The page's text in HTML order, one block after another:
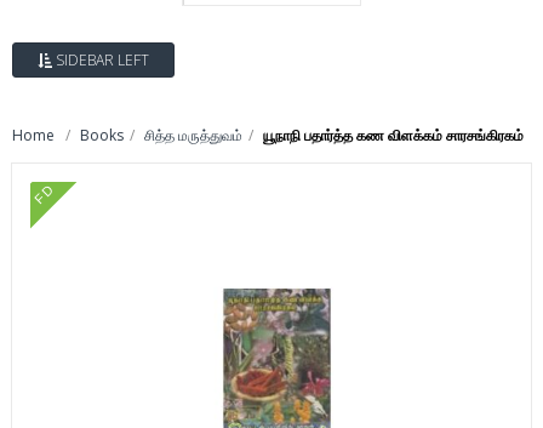
SIDEBAR LEFT
Home Books சித்த மருத்துவம் யூநாநி பதார்த்த கண விளக்கம் சாரசங்கிரகம்
FD